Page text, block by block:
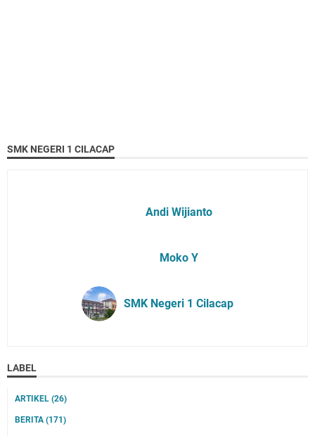
SMK NEGERI 1 CILACAP
Andi Wijianto
Moko Y
SMK Negeri 1 Cilacap
LABEL
ARTIKEL (26)
BERITA (171)